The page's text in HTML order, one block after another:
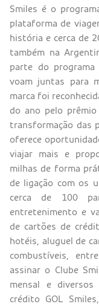
Smiles é o
plataforma de
história e cerca de
também na
parte do programa
voam juntas para
marca foi
do ano pelo
transformação das
oferece
viajar mais e
milhas de forma
de ligação com os
cerca de 100
entretenimento e
de cartões de
hotéis, aluguel de
combustíveis,
assinar o Clube
mensal e
crédito GOL